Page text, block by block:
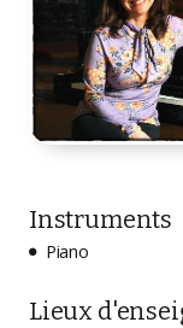
Instruments
 Piano
Lieux